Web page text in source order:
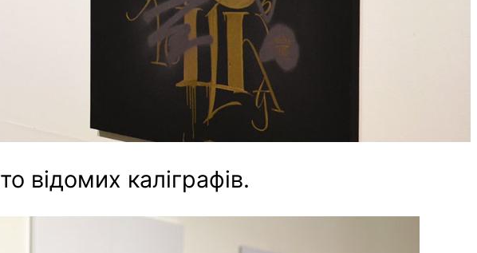
відомих каліграфів.